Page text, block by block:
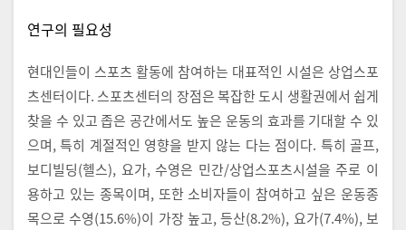
연구의 필요성
현대인들이 스포츠 활동에 참여하는 대표적인 시설은 상업스포
츠센터이다. 스포츠센터의 장점은 복잡한 도시 생활권에서 쉽게
찾을 수 있고 좁은 공간에서도 높은 운동의 효과를 기대할 수 있
으며, 특히 계절적인 영향을 받지 않는 다는 점이다. 특히 골프,
보디빌딩(헬스), 요가, 수영은 민간/상업스포츠시설을 주로 이
용하고 있는 종목이며, 또한 소비자들이 참여하고 싶은 운동종
목으로 수영(15.6%)이 가장 높고, 등산(8.2%), 요가(7.4%), 보